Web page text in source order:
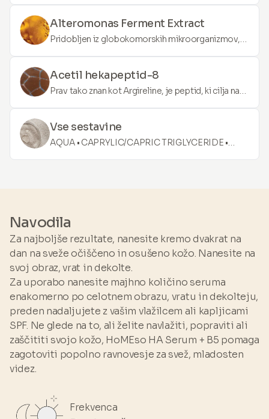
z izboljšanjem ravni vlažnosti in revitaliziranjem
površine kože.
Alteromonas Ferment Extract
Pridobljen iz globokomorskih mikroorganizmov,
ta ekstrakt je znan po svojih lastnostih pomirjanja
onesnaženjem in izboljša hidracijo.
Acetil hekapeptid-8
Prav tako znan kot Argireline, je peptid, ki cilja na
mišice, odgovorne za nastanek linij izraza. Z
drobnih linij in gub.
Vse sestavine
AQUA • CAPRYLIC/CAPRIC TRIGLYCERIDE •
NIACINA-MIDE • PROPANEDIOL GLYCERYL
BUTYROSPER-MUM PARKII BUTTER •
POLYGLYCERYL-10 STEARATE • POLYGLYCERYL-
6 TRISTEARATE • CETEARYL ALCOHOL •
CAPRYLYL GLYCOL •SODIUM
POLYACRYLOYLDIME-THYL TAURATE •
HYDROXYPROPYL GUAR • POLYME-
THYLSILSESQUIOXANE • GLYCERYL
CAPRYLATE • ALPHA-ARBUTIN •
PANTHENOL•BISABOLOL •
ETHYLHEXYLGLYCERIN•SACCHARIDE
ISOMERATE • SODIUM LAUROYL LACTYLATE •
PHYTOSPHINGOSINE • CARBOMER •
XANTHAN GUM • AMMONIUM
Navodila
Za najboljše rezultate, nanesite kremo dvakrat na
dan na sveže očiščeno in osušeno kožo. Nanesite na
svoj obraz, vrat in dekolte.
Za uporabo nanesite majhno količino seruma
enakomerno po celotnem obrazu, vratu in dekolteju,
preden nadaljujete z vašim vlažilcem ali kapljicami
SPF. Ne glede na to, ali želite navlažiti, popraviti ali
zaščititi svojo kožo, HoMEso HA Serum + B5 pomaga
zagotoviti popolno ravnovesje za svež, mladosten
videz.
Frekvenca